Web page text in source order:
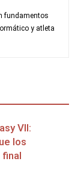
fundamentos
y atleta
VII:
los